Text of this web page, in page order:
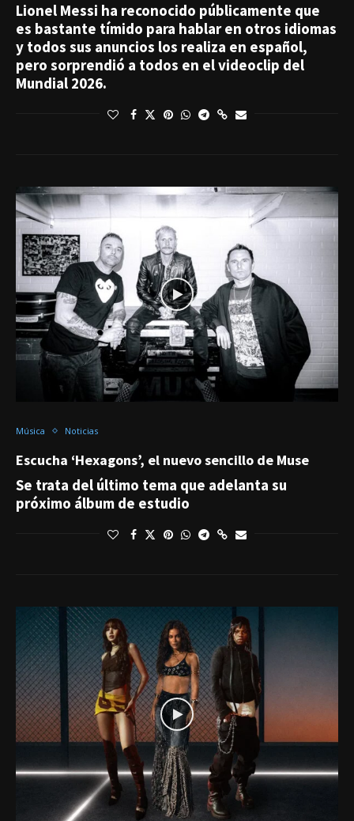
Lionel Messi ha reconocido públicamente que
es bastante tímido para hablar en otros idiomas
y todos sus anuncios los realiza en español,
pero sorprendió a todos en el videoclip del
Mundial 2026.
Música Noticias
Escucha ‘Hexagons’, el nuevo sencillo de Muse
Se trata del último tema que adelanta su
próximo álbum de estudio